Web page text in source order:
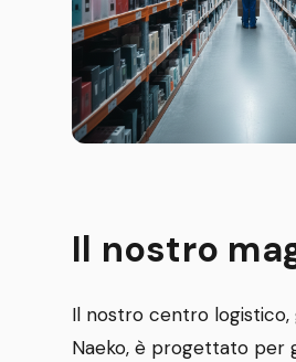
Il nostro
Il nostro centro logistico,
Naeko, è progettato per